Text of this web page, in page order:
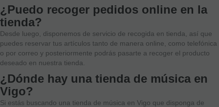
¿Puedo recoger pedidos online en la
tienda?
Desde luego, disponemos de servicio de recogida en tienda, así que
puedes reservar tus artículos tanto de manera online, como telefónica
o por correo y posteriormente podrás pasarte a recoger el producto
deseado en nuestra tienda.
¿Dónde hay una tienda de música en
Vigo?
Si estás buscando una tienda de música en Vigo que disponga de